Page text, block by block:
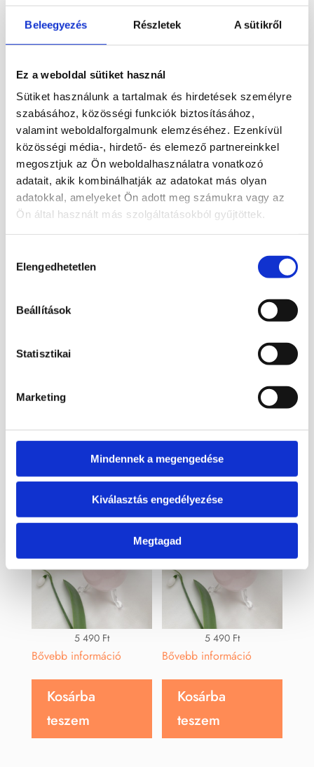
Beleegyezés Részletek A sütikről
Ez a weboldal sütiket használ
Sütiket használunk a tartalmak és hirdetések személyre
szabásához, közösségi funkciók biztosításához,
valamint weboldalforgalmunk elemzéséhez. Ezenkívül
közösségi média-, hirdető- és elemező partnereinkkel
megosztjuk az Ön weboldalhasználatra vonatkozó
adatait, akik kombinálhatják az adatokat más olyan
adatokkal, amelyeket Ön adott meg számukra vagy az
Ön által használt más szolgáltatásokból gyűjtöttek.
kiválasztása
Elengedhetetlen
Beállítások
Statisztikai
Marketing
Mindennek a megengedése
Kiválasztás engedélyezése
Megtagad
🔄Kockázatmentes vásárlás
Ha nem érzed a tiédnek, visszaküldheted és
küldjük az árát
Cikkszám:BULL202 Kategóriák:Ásvány állat,Dekoráció,
Dísztárgyak ,Gyerekeknek,Rózsakvarc,Rózsaszín
Címkék:ásvány,aura,bulldog ,kutya,rózsakvarc
Leírás
Rózsakvarc aura ásványból ,kézzel faragott
bulldog.
Érdekelhetnek még…
5 490 Ft
Bővebb információ
Kosárba
teszem
5 490 Ft
Bővebb információ
Kosárba
teszem